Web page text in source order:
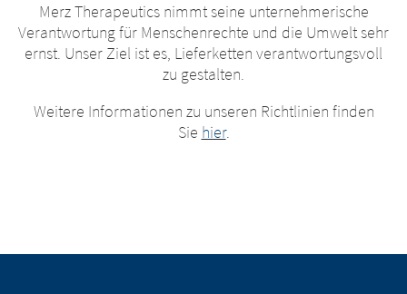
Merz Therapeutics nimmt seine unternehmerische
Verantwortung für Menschenrechte und die Umwelt sehr
ernst. Unser Ziel ist es, Lieferketten verantwortungsvoll
zu gestalten.
Weitere Informationen zu unseren Richtlinien finden
Sie hier.